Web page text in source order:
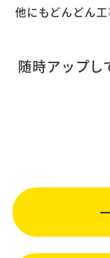
他にもどんどん
随時アップし